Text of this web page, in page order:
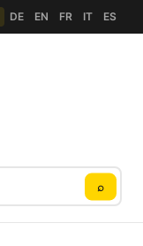
DE EN FR IT ES
⌕